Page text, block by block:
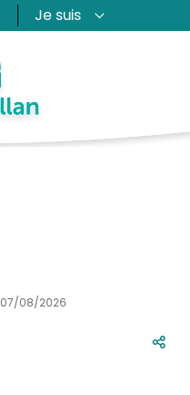
Je suis
07/08/2026